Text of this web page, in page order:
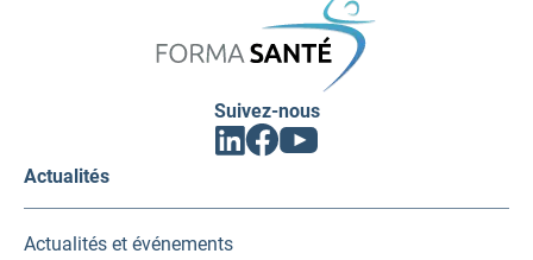
Suivez-nous
Linkedin
(ouvrir
nouvel
Facebook
(ouvrir
nouvel
Youtube
(ouvrir
nouvel
Actualités
Actualités et événements